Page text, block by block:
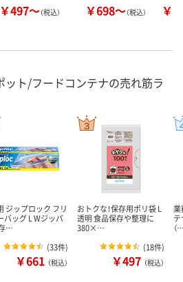
￥497～（税込） ￥698～（税込） ￥
ト/フードコンテナの売れ筋ラ
ジップロック フリ
バッグ L Wジッパ
…
(33件)
￥661 （税込）
おトクな！保存用ポリ袋 L
透明 食品保存や整理に
380×…
(18件)
￥497 （税込）
業
（